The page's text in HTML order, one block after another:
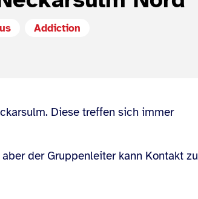
Addiction
Diese treffen sich immer
der Gruppenleiter kann Kontakt zu